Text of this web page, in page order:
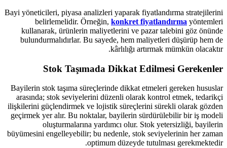
Bayi yöneticileri, piyasa analizleri
belirlemelidir. Örneğin,
kullanarak, ürünlerin
bulundurmalıdırlar. Bu sayede,
Stok Taşımada
Bayilerin stok taşıma süreçlerinde
arasında; stok seviyelerini
ilişkilerini güçlendirmek ve lojistik
geçirmek yer alır. Bu noktalar,
oluşturmalarına
büyümesini engelleyebilir; bu
optimum